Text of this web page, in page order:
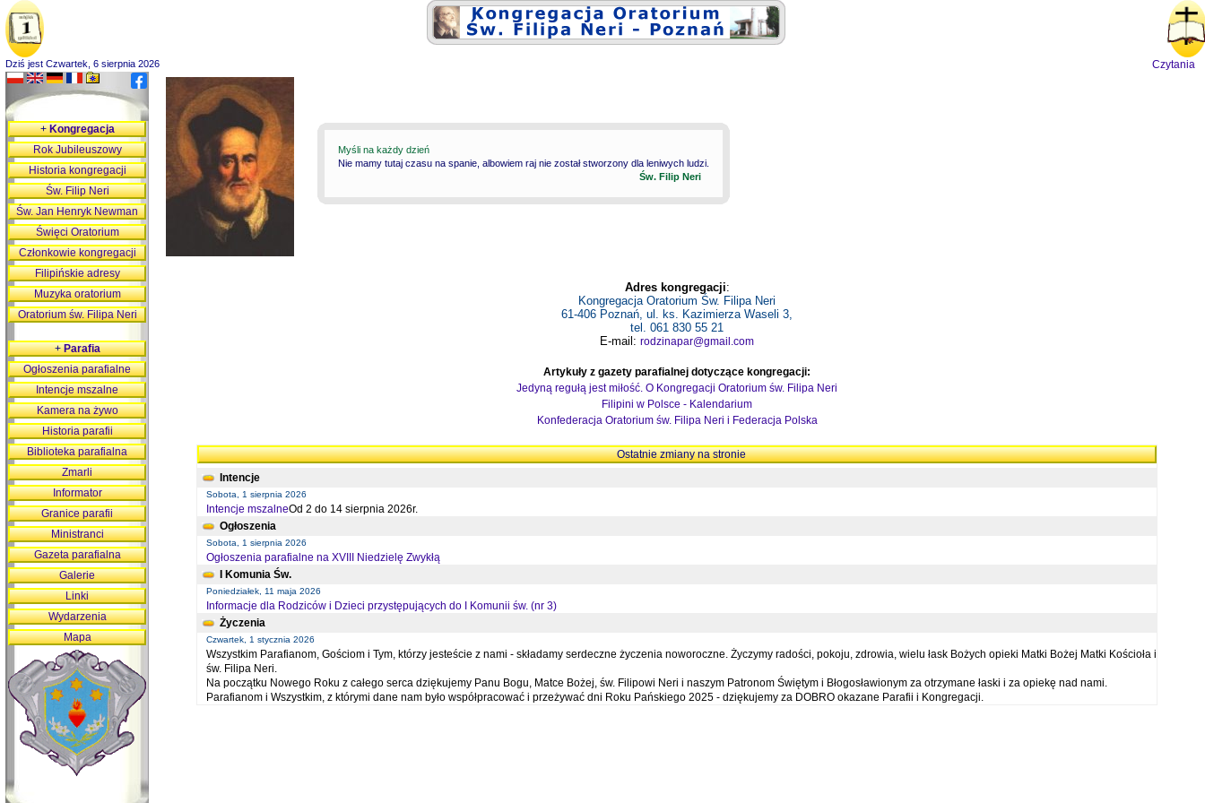
Dziś jest Czwartek, 6 sierpnia 2026 Czytania
Myśli na każdy dzień
Nie mamy tutaj czasu na spanie, albowiem raj nie został stworzony dla leniwych ludzi.
Św. Filip Neri
Adres kongregacji:
Kongregacja Oratorium Św. Filipa Neri
61-406 Poznań, ul. ks. Kazimierza Waseli 3,
tel. 061 830 55 21
E-mail: rodzinapar@gmail.com
Artykuły z gazety parafialnej dotyczące kongregacji:
Jedyną regułą jest miłość. O Kongregacji Oratorium św. Filipa Neri
Filipini w Polsce - Kalendarium
Konfederacja Oratorium św. Filipa Neri i Federacja Polska
Ostatnie zmiany na stronie
Intencje
Sobota, 1 sierpnia 2026
Intencje mszalneOd 2 do 14 sierpnia 2026r.
Ogłoszenia
Sobota, 1 sierpnia 2026
Ogłoszenia parafialne na XVIII Niedzielę Zwykłą
I Komunia Św.
Poniedziałek, 11 maja 2026
Informacje dla Rodziców i Dzieci przystępujących do I Komunii św. (nr 3)
Życzenia
Czwartek, 1 stycznia 2026
Wszystkim Parafianom, Gościom i Tym, którzy jesteście z nami - składamy serdeczne życzenia noworoczne. Życzymy radości, pokoju, zdrowia, wielu łask Bożych opieki Matki Bożej Matki Kościoła i
św. Filipa Neri.
Na początku Nowego Roku z całego serca dziękujemy Panu Bogu, Matce Bożej, św. Filipowi Neri i naszym Patronom Świętym i Błogosławionym za otrzymane łaski i za opiekę nad nami.
Parafianom i Wszystkim, z którymi dane nam było współpracować i przeżywać dni Roku Pańskiego 2025 - dziękujemy za DOBRO okazane Parafii i Kongregacji.
+Kongregacja
Rok Jubileuszowy
Historia kongregacji
Św. Filip Neri
Św. Jan Henryk Newman
Święci Oratorium
Członkowie kongregacji
Filipińskie adresy
Muzyka oratorium
Oratorium św. Filipa Neri
+Parafia
Ogłoszenia parafialne
Intencje mszalne
Kamera na żywo
Historia parafii
Biblioteka parafialna
Zmarli
Informator
Granice parafii
Ministranci
Gazeta parafialna
Galerie
Linki
Wydarzenia
Mapa